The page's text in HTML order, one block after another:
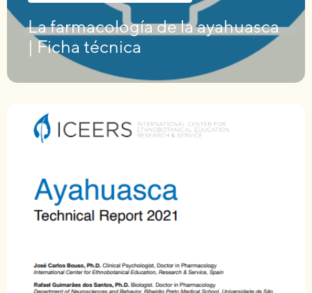
La farmacología de la ayahuasca
| Ficha técnica